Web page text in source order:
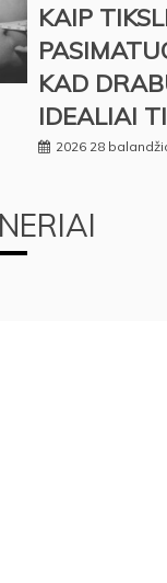
KAIP
KAD
IDEALIAI
2026 28